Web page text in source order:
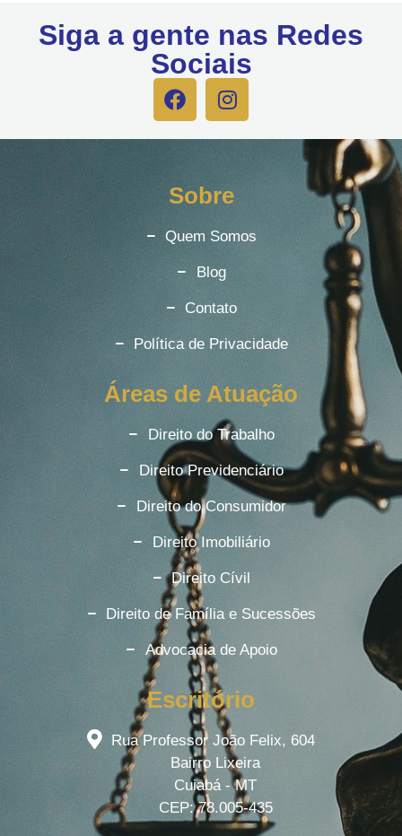
Siga a gente nas Redes
Sociais
Sobre
Quem Somos
Blog
Contato
Política de Privacidade
Áreas de Atuação
Direito do Trabalho
Direito Previdenciário
Direito do Consumidor
Direito Imobiliário
Direito Cívil
Direito de Família e Sucessões
Advocacia de Apoio
Escritório
Rua Professor João Felix, 604
Bairro Lixeira
Cuiabá - MT
CEP: 78.005-435